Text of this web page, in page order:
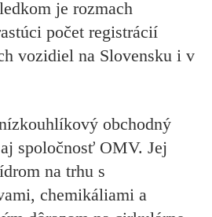
je rozmach
počet registrácií
vozidiel na Slovensku i v
obchodný
spoločnosť OMV. Jej
na trhu s
chemikáliami a